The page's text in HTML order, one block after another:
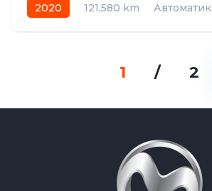
2020 121,580 km Автоматик
1 / 2